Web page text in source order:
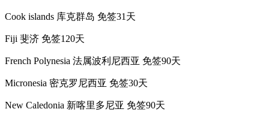
Cook islands 库克群岛 免签31天
Fiji 斐济 免签120天
French Polynesia 法属波利尼西亚 免签90天
Micronesia 密克罗尼西亚 免签30天
New Caledonia 新喀里多尼亚 免签90天